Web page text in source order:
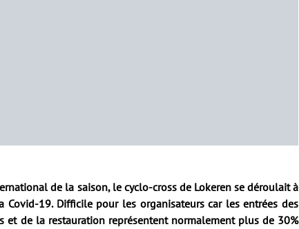
de la saison, le cyclo-cross de Lokeren se déroulait à
19. Difficile pour les organisateurs car les entrées des
et de la restauration représentent normalement plus de 30%